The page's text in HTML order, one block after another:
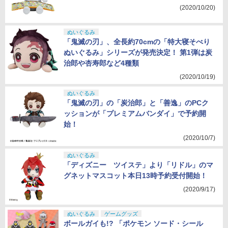
(2020/10/20)
ぬいぐるみ
「鬼滅の刃」、全長約70cmの「特大寝そべり
ぬいぐるみ」シリーズが発売決定！ 第1弾は炭
治郎や杏寿郎など4種類
(2020/10/19)
ぬいぐるみ
「鬼滅の刃」の「炭治郎」と「善逸」のPCク
ッションが「プレミアムバンダイ」で予約開
始！
(2020/10/7)
ぬいぐるみ
「ディズニー ツイステ」より「リドル」のマ
グネットマスコット本日13時予約受付開始！
(2020/9/17)
ぬいぐるみ ゲームグッズ
ボールガイも!? 「ポケモン ソード・シール